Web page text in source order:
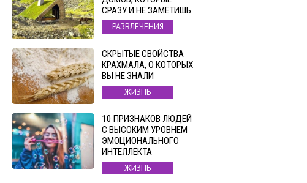
СРАЗУ И НЕ ЗАМЕТИШЬ
РАЗВЛЕЧЕНИЯ
СКРЫТЫЕ СВОЙСТВА
КРАХМАЛА, О КОТОРЫХ
ВЫ НЕ ЗНАЛИ
ЖИЗНЬ
10 ПРИЗНАКОВ ЛЮДЕЙ
С ВЫСОКИМ УРОВНЕМ
ЭМОЦИОНАЛЬНОГО
ИНТЕЛЛЕКТА
ЖИЗНЬ